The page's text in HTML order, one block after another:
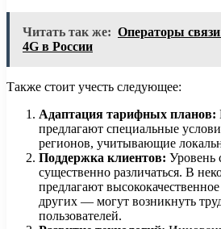
Читать так же: Операторы
4G в России
Также стоит учесть следующее:
Адаптация тарифных планов:
предлагают специальные
регионов, учитывающие
Поддержка клиентов: Уровень
существенно различаться. В
предлагают
других — могут возникнуть
пользователей.